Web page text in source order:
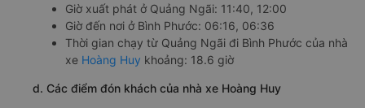
Giờ xuất phát ở Quảng Ngãi: 11:40, 12:00
Giờ đến nơi ở Bình Phước: 06:16, 06:36
Thời gian chạy từ Quảng Ngãi đi Bình Phước của nhà
xe Hoàng Huy khoảng: 18.6 giờ
d. Các điểm đón khách của nhà xe Hoàng Huy